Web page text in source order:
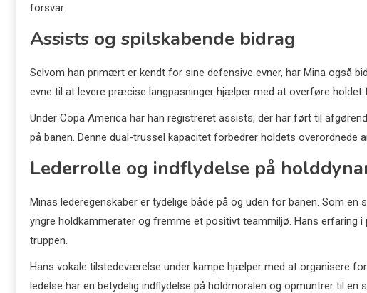
forsvar.
Assists og spilskabende bidrag
Selvom han primært er kendt for sine defensive evner, har Mina også
evne til at levere præcise langpasninger hjælper med at overføre holdet
Under Copa America har han registreret assists, der har ført til
på banen. Denne dual-trussel kapacitet forbedrer holdets overordnede
Lederrolle og indflydelse på
Minas lederegenskaber er tydelige både på og uden for banen. Som
yngre holdkammerater og fremme et positivt teammiljø. Hans erfaring
truppen.
Hans vokale tilstedeværelse under kampe hjælper med at organisere
ledelse har en betydelig indflydelse på holdmoralen og opmuntrer til